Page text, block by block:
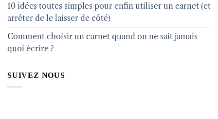
10 idées toutes simples pour enfin utiliser un carnet (et
arrêter de le laisser de côté)
Comment choisir un carnet quand on ne sait jamais
quoi écrire ?
SUIVEZ NOUS